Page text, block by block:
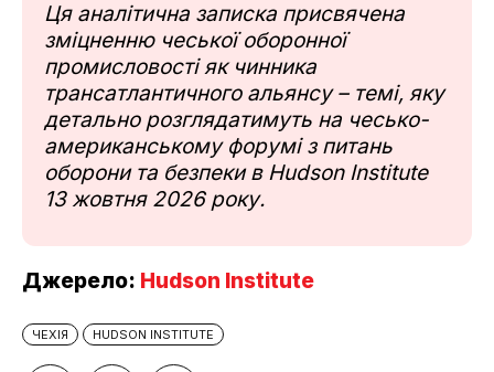
Ця аналітична записка присвячена
зміцненню чеської оборонної
промисловості як чинника
трансатлантичного альянсу – темі, яку
детально розглядатимуть на чесько-
американському форумі з питань
оборони та безпеки в Hudson Institute
13 жовтня 2026 року.
Джерело: Hudson Institute
ЧЕХІЯ HUDSON INSTITUTE